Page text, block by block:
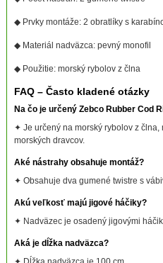
◆ Prvky montáže: 2 obratlíky s
◆ Materiál nadväzca: pevný monofil
◆ Použitie: morský rybolov z člna
FAQ – Často kladené otázky
Na čo je určený Zebco Rubber Cod
✦ Je určený na morský rybolov z
morských dravcov.
Aké nástrahy obsahuje montáž?
✦ Obsahuje dva gumené twistre s
Akú veľkosť majú jigové háčiky?
✦ Nadväzec je osadený jigovými
Aká je dĺžka nadväzca?